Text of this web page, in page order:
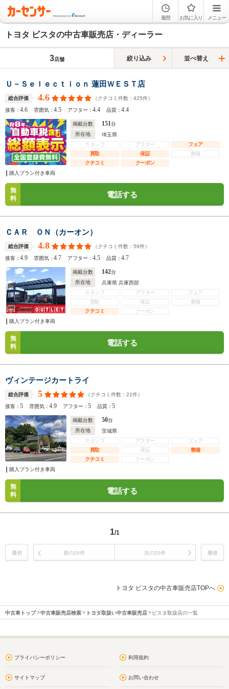
履歴 お気に入り メニュー
トヨタ ビスタの中古車販売店・ディーラー
3店舗 絞り込み 並べ替え
Ｕ－Ｓｅｌｅｃｔｉｏｎ 蓮田ＷＥＳＴ店
総合評価 4.6 （クチコミ件数： 425件）
接客：4.6 雰囲気：4.5 アフター：4.4 品質：4.4
掲載台数 151台
所在地
埼玉県
スタッフ
アフター
フェア
買取
保証
整備
クチコミ
クーポン
購入プラン付き車両
無
料
電話する
ＣＡＲ ＯＮ（カーオン）
総合評価 4.8 （クチコミ件数： 59件）
接客：4.9 雰囲気：4.7 アフター：4.5 品質：4.7
掲載台数 142台
所在地
兵庫県 兵庫西部
スタッフ
アフター
フェア
買取
保証
整備
クチコミ
クーポン
購入プラン付き車両
無
料
電話する
ヴィンテージカートライ
総合評価 5 （クチコミ件数： 21件）
接客：5 雰囲気：4.9 アフター：5 品質：5
掲載台数 50台
所在地
茨城県
スタッフ
アフター
フェア
買取
保証
整備
クチコミ
クーポン
購入プラン付き車両
無
料
電話する
1/1
最初 前の20件 次の20件 最後
トヨタ ビスタの中古車販売店TOPへ
中古車トップ 中古車販売店検索 トヨタ取扱い中古車販売店 ビスタ取扱店の一覧
プライバシーポリシー 利用規約
サイトマップ お問い合わせ